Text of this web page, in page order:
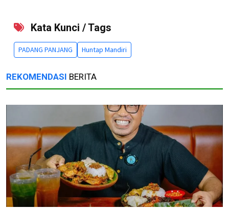
Kata Kunci / Tags
PADANG PANJANG Huntap Mandiri
REKOMENDASI BERITA